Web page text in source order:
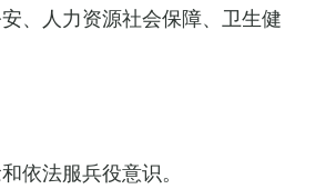
、人力资源社会保障、卫生健
依法服兵役意识。